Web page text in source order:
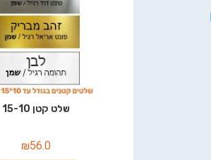
שלט קטן 15-10
₪56.0